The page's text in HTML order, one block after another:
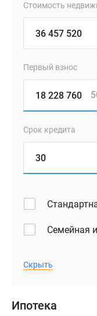
Стоимость
Первый взнос
Срок кредита
Семейная
Скрыть
Ипотека